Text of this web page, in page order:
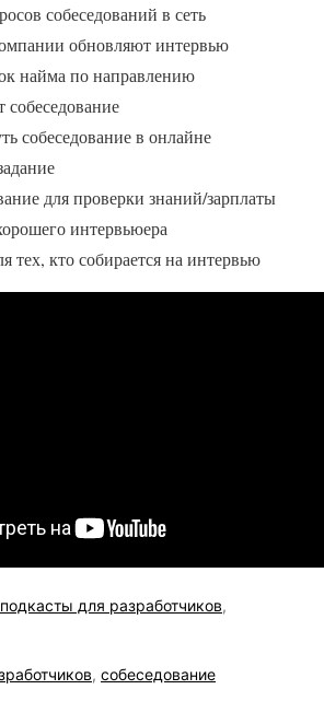
собеседований в сеть
обновляют интервью
найма по направлению
собеседование в онлайне
для проверки знаний/зарплаты
интервьюера
тех, кто собирается на интервью
для разработчиков,
, собеседование